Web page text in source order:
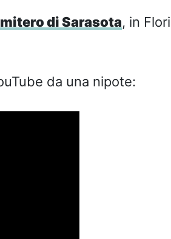
di Sarasota, in
da una nipote: